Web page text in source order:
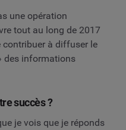
une opération
tout au long de 2017
contribuer à diffuser le
des informations
succès ?
je vois que je réponds